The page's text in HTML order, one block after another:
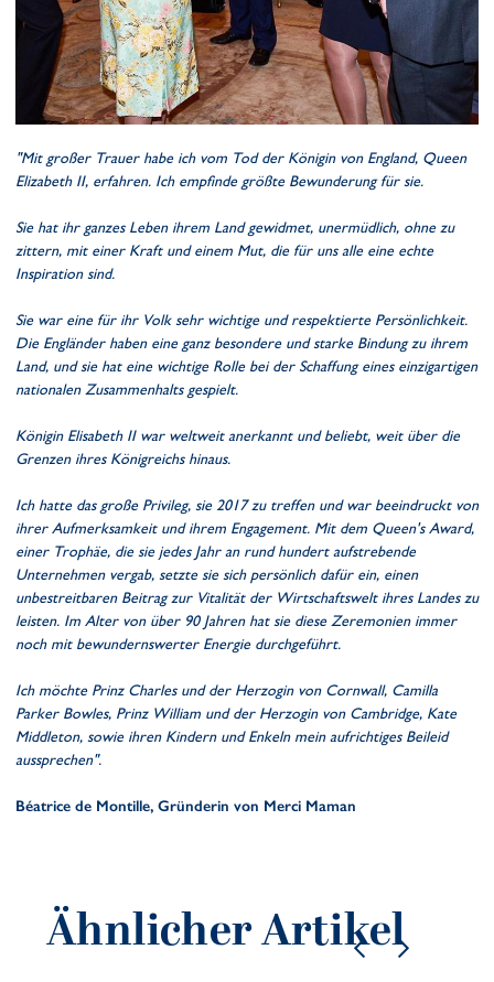
"Mit großer Trauer habe ich vom Tod der Königin von England, Queen
Elizabeth II, erfahren. Ich empfinde größte Bewunderung für sie.
Sie hat ihr ganzes Leben ihrem Land gewidmet, unermüdlich, ohne zu
zittern, mit einer Kraft und einem Mut, die für uns alle eine echte
Inspiration sind.
Sie war eine für ihr Volk sehr wichtige und respektierte Persönlichkeit.
Die Engländer haben eine ganz besondere und starke Bindung zu ihrem
Land, und sie hat eine wichtige Rolle bei der Schaffung eines einzigartigen
nationalen Zusammenhalts gespielt.
Königin Elisabeth II war weltweit anerkannt und beliebt, weit über die
Grenzen ihres Königreichs hinaus.
Ich hatte das große Privileg, sie 2017 zu treffen und war beeindruckt von
ihrer Aufmerksamkeit und ihrem Engagement. Mit dem Queen's Award,
einer Trophäe, die sie jedes Jahr an rund hundert aufstrebende
Unternehmen vergab, setzte sie sich persönlich dafür ein, einen
unbestreitbaren Beitrag zur Vitalität der Wirtschaftswelt ihres Landes zu
leisten. Im Alter von über 90 Jahren hat sie diese Zeremonien immer
noch mit bewundernswerter Energie durchgeführt.
Ich möchte Prinz Charles und der Herzogin von Cornwall, Camilla
Parker Bowles, Prinz William und der Herzogin von Cambridge, Kate
Middleton, sowie ihren Kindern und Enkeln mein aufrichtiges Beileid
aussprechen".
Béatrice de Montille, Gründerin von Merci Maman
Ähnlicher Artikel